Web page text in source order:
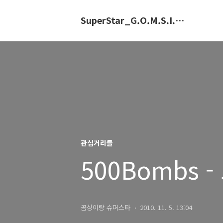
SuperStar_G.O.M.S.I.N.G.E
관심거리들
500Bombs -
곰싱이랑 슈퍼스타 2010. 11. 5. 13:04